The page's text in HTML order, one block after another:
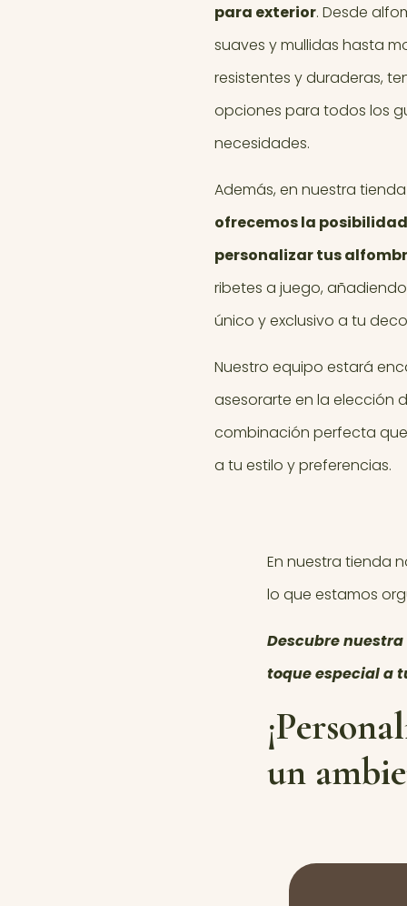
para exterior. Desde
suaves y mullidas hasta
resistentes y duraderas,
opciones para todos los
necesidades.
Además, en nuestra
ofrecemos la
personalizar tus
ribetes a juego,
único y exclusivo a tu
Nuestro equipo estará
asesorarte en la elección
combinación perfecta
a tu estilo y preferencias.
En nuestra tienda
lo que estamos
Descubre
toque especial a
un